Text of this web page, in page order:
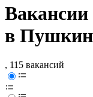
Вакансии
в
, 115 вакансий